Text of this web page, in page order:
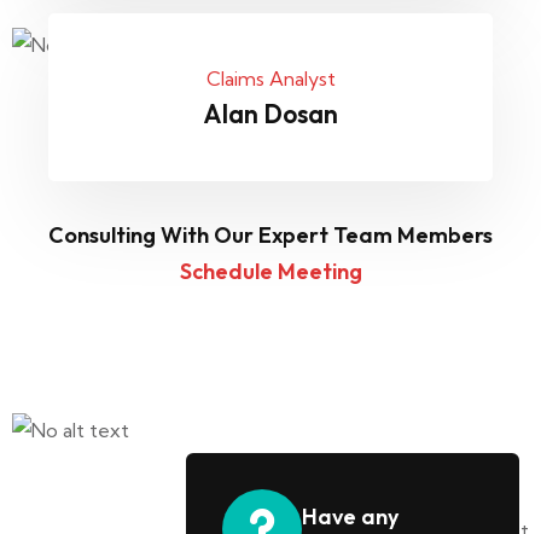
Claims Analyst
Alan Dosan
Consulting With Our Expert Team Members
Schedule Meeting
Have any